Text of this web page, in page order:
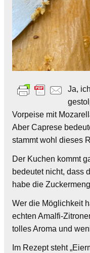
Ja,
Vorpeise mit
Aber Caprese
stammt wohl dieses
Der Kuchen kommt
bedeutet nicht, dass
habe die
Wer die Möglichkeit
echten Amalfi-
tolles Aroma und
Im Rezept steht